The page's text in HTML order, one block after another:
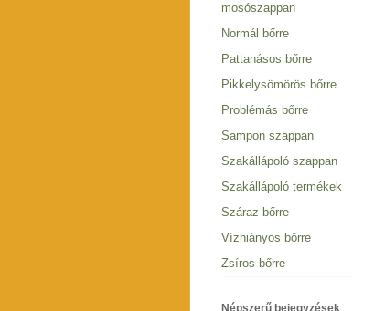
mosószappan
Normál bőrre
Pattanásos bőrre
Pikkelysömörös bőrre
Problémás bőrre
Sampon szappan
Szakállápoló szappan
Szakállápoló termékek
Száraz bőrre
Vízhiányos bőrre
Zsíros bőrre
Népszerű bejegyzések